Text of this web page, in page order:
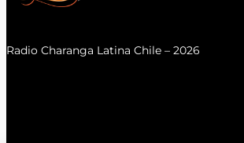
Radio Charanga Latina Chile – 2026